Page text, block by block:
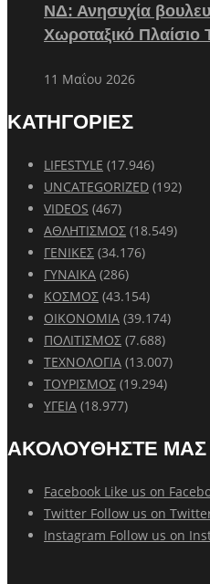
ΝΔ: Ανησυχία
Χωροταξικό Πλαίσιο
11 Μαΐου 2026
ΚΑΤΗΓΟΡΙΕΣ
LIFESTYLE (17.946)
UNCATEGORIZED (192)
VIDEOS (467)
ΑΘΛΗΤΙΣΜΟΣ (18.549)
ΓΕΝΙΚΕΣ (34.176)
ΓΥΝΑΙΚΑ (286)
ΚΟΣΜΟΣ (43.154)
ΟΙΚΟΝΟΜΙΑ (39.174)
ΠΟΛΙΤΙΣΜΟΣ (7.688)
ΤΕΧΝΟΛΟΓΙΑ (13.007)
ΤΟΥΡΙΣΜΟΣ (19.294)
ΥΓΕΙΑ (18.977)
ΑΚΟΛΟΥΘΗΣΤΕ ΜΑΣ
Facebook Like us on
Twitter Follow us on
Instagram Follow us on